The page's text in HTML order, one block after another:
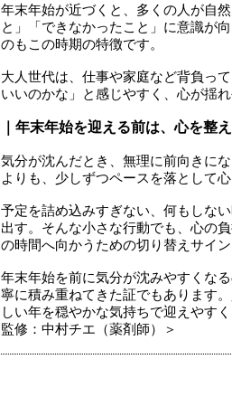
年末年始が近づくと、多くの人が自
と」「できなかったこと」に意識が
のもこの時期の特徴です。
大人世代は、仕事や家庭など背負っ
いいのかな」と感じやすく、心が揺れ
｜年末年始を迎える前は、心を整
気分が沈んだとき、無理に前向きに
よりも、少しずつペースを落として
予定を詰め込みすぎない、何もしな
出す。そんな小さな行動でも、心の
の時間へ向かうための切り替えサイ
年末年始を前に気分が沈みやすくな
寧に積み重ねてきた証でもあります
しい年を穏やかな気持ちで迎えやす
監修：中村チエ（薬剤師）＞